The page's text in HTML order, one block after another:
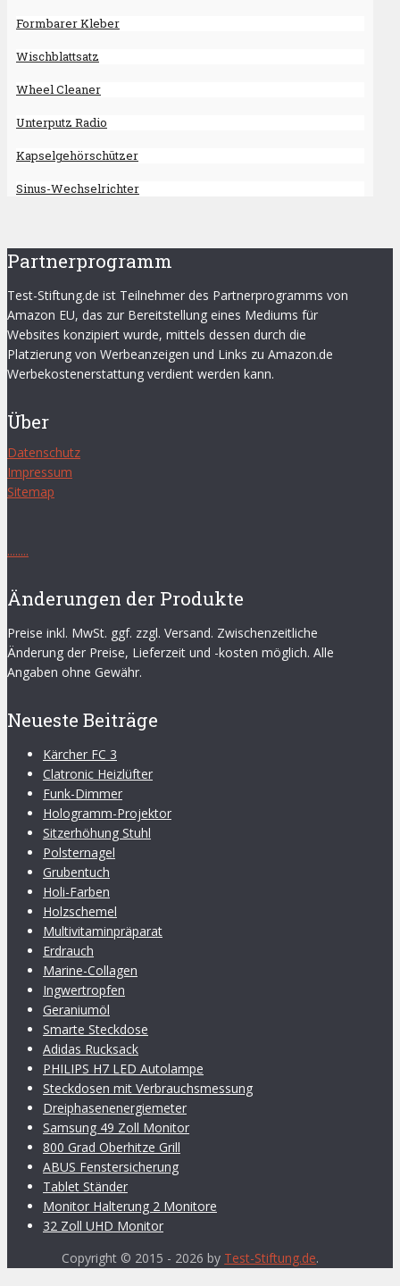
Formbarer Kleber
Wischblattsatz
Wheel Cleaner
Unterputz Radio
Kapselgehörschützer
Sinus-Wechselrichter
Partnerprogramm
Test-Stiftung.de ist Teilnehmer des Partnerprogramms von
Amazon EU, das zur Bereitstellung eines Mediums für
Websites konzipiert wurde, mittels dessen durch die
Platzierung von Werbeanzeigen und Links zu Amazon.de
Werbekostenerstattung verdient werden kann.
Über
Datenschutz
Impressum
Sitemap
........
Änderungen der Produkte
Preise inkl. MwSt. ggf. zzgl. Versand. Zwischenzeitliche
Änderung der Preise, Lieferzeit und -kosten möglich. Alle
Angaben ohne Gewähr.
Neueste Beiträge
Kärcher FC 3
Clatronic Heizlüfter
Funk-Dimmer
Hologramm-Projektor
Sitzerhöhung Stuhl
Polsternagel
Grubentuch
Holi-Farben
Holzschemel
Multivitaminpräparat
Erdrauch
Marine-Collagen
Ingwertropfen
Geraniumöl
Smarte Steckdose
Adidas Rucksack
PHILIPS H7 LED Autolampe
Steckdosen mit Verbrauchsmessung
Dreiphasenenergiemeter
Samsung 49 Zoll Monitor
800 Grad Oberhitze Grill
ABUS Fenstersicherung
Tablet Ständer
Monitor Halterung 2 Monitore
32 Zoll UHD Monitor
Copyright © 2015 - 2026 by Test-Stiftung.de.